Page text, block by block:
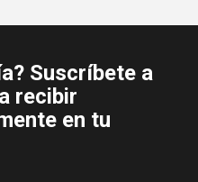
Suscríbete a
recibir
en tu